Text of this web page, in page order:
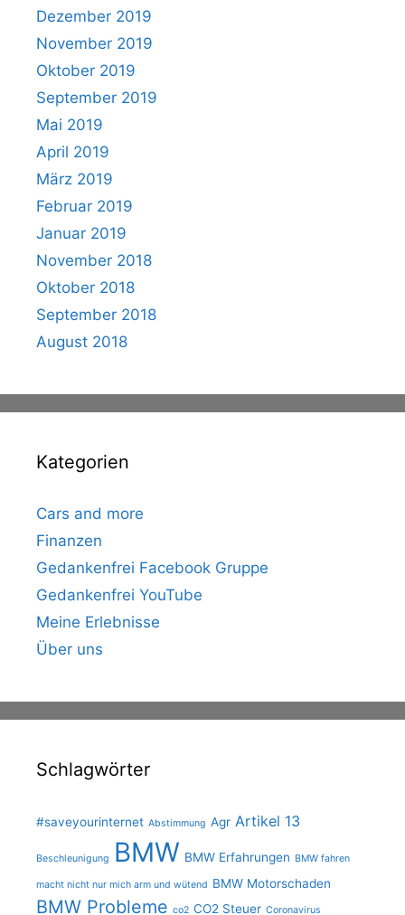
Dezember 2019
November 2019
Oktober 2019
September 2019
Mai 2019
April 2019
März 2019
Februar 2019
Januar 2019
November 2018
Oktober 2018
September 2018
August 2018
Kategorien
Cars and more
Finanzen
Gedankenfrei Facebook Gruppe
Gedankenfrei YouTube
Meine Erlebnisse
Über uns
Schlagwörter
#saveyourinternet Abstimmung Agr Artikel 13
Beschleunigung BMW BMW Erfahrungen BMW fahren
macht nicht nur mich arm und wütend BMW Motorschaden
BMW Probleme co2 CO2 Steuer Coronavirus